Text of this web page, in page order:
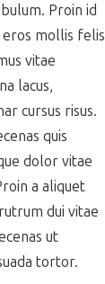
Proin id
mollis felis
vitae
lacus,
cursus risus.
quis
dolor vitae
a aliquet
dui vitae
ut
tortor.